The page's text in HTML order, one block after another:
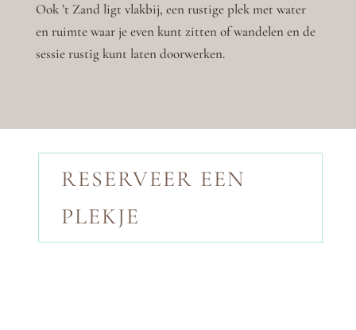
Ook ’t Zand ligt vlakbij, een rustige plek met water
en ruimte waar je even kunt zitten of wandelen en de
sessie rustig kunt laten doorwerken.
RESERVEER EEN
PLEKJE